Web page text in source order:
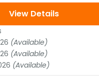
Atlántica,Europa Oriental
View Details
(Available)
(Available)
(Available)